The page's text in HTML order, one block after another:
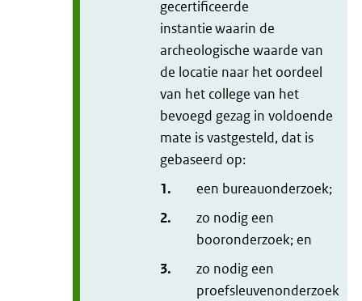
gecertificeerde
instantie waarin de
archeologische waarde van
de locatie naar het oordeel
van het college van het
bevoegd gezag in voldoende
mate is vastgesteld, dat is
gebaseerd op:
1.
een bureauonderzoek;
2.
zo nodig een
booronderzoek; en
3.
zo nodig een
proefsleuvenonderzoek